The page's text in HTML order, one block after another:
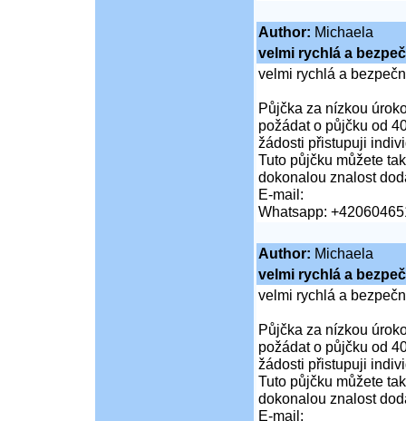
Author: Michaela
velmi rychlá a
velmi rychlá a
Půjčka za nízkou
požádat o půjčku od
žádosti přistupuji
Tuto půjčku můžete
dokonalou znalost
E-mail:
Whatsapp:
Author: Michaela
velmi rychlá a
velmi rychlá a
Půjčka za nízkou
požádat o půjčku od
žádosti přistupuji
Tuto půjčku můžete
dokonalou znalost
E-mail: